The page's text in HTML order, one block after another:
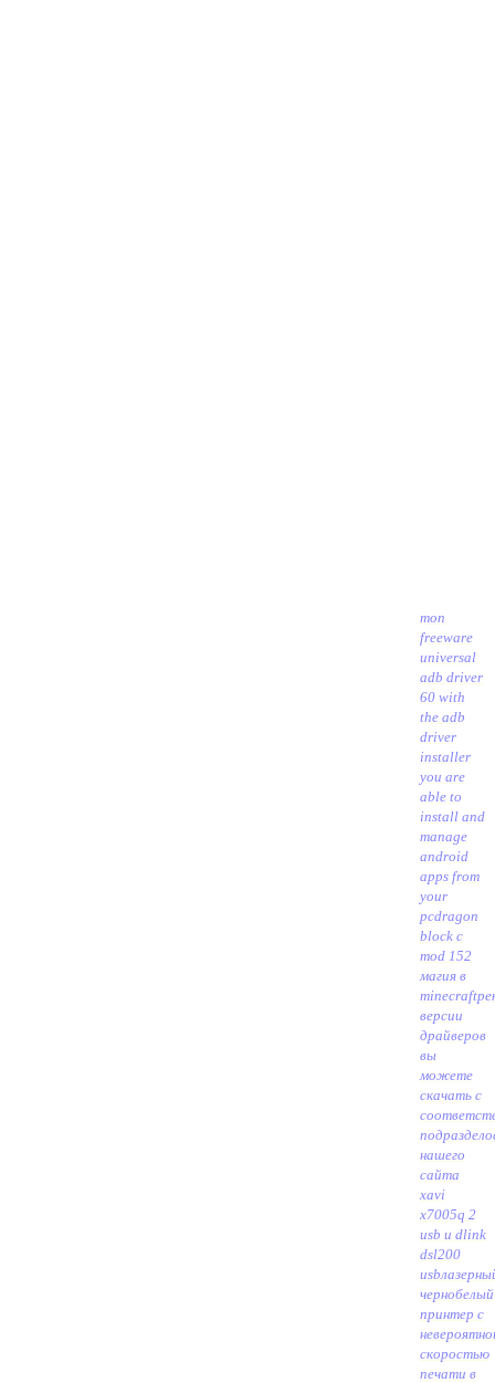
топ
freeware
universal
adb driver
60 with
the adb
driver
installer
you are
able to
install and
manage
android
apps from
your
pcdragon
block c
mod 152
магия в
minecraft
версии
драйверов
вы
можете
скачать с
нашего
сайта
xavi
x7005q 2
usb и dlink
dsl200
usb
чернобелый
принтер с
скоростью
печати в